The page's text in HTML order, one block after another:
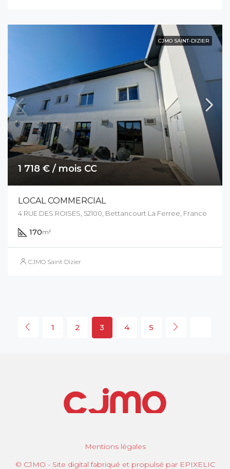
CJMO SAINT-DIZIER
1 718 € / mois CC
LOCAL COMMERCIAL
4 RUE DES ROISES, 52100, Bettancourt La Ferree, France
170m²
CJMO Saint Dizier
1 2 3 4 5
Mentions légales
© CJMO - Site digital fabriqué et propulsé par EPIXELIC